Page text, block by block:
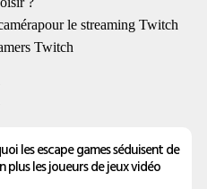
les escape games séduisent de
plus les joueurs de jeux vidéo